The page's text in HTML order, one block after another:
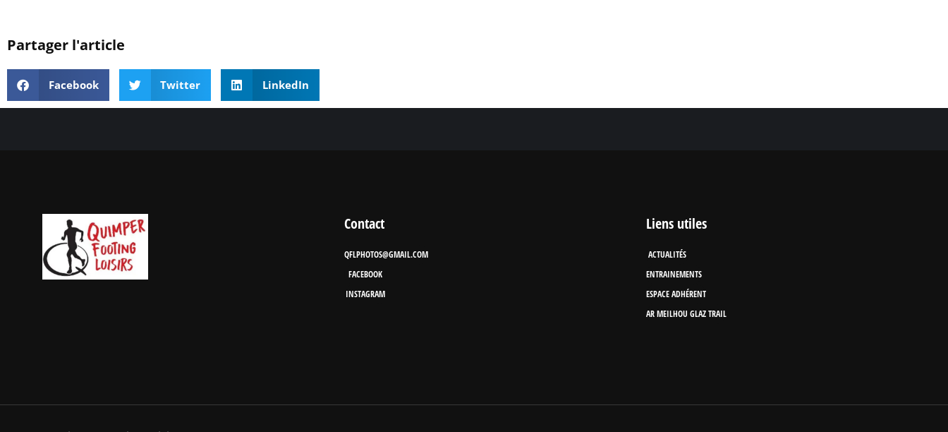
Partager l'article
Facebook Twitter LinkedIn
Contact
QFLPHOTOS@GMAIL.COM
FACEBOOK
INSTAGRAM
Liens utiles
ACTUALITÉS
ENTRAINEMENTS
ESPACE ADHÉRENT
AR MEILHOU GLAZ TRAIL